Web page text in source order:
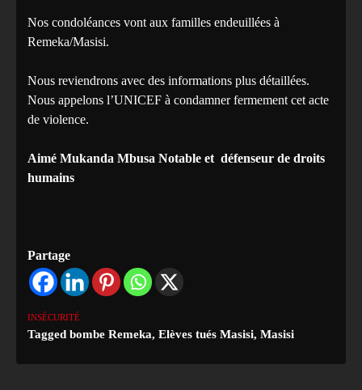
Nos condoléances vont aux familles endeuillées à
Remeka/Masisi.
Nous reviendrons avec des informations plus détaillées.
Nous appelons l’UNICEF à condamner fermement cet acte
de violence.
Aimé Mukanda Mbusa Notable et défenseur de droits
humains
Partage
INSÉCURITÉ
Tagged bombe Remeka, Elèves tués Masisi, Masisi